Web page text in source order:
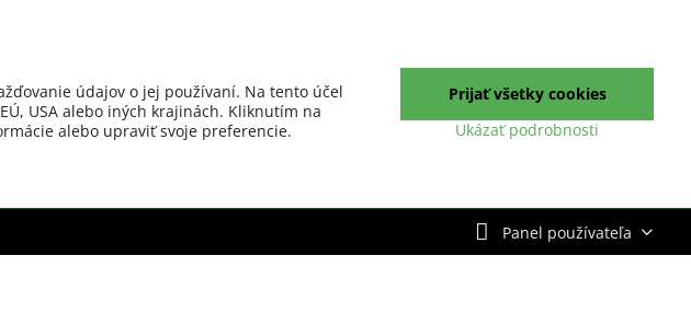
Panel používateľa
údajov o jej používaní. Na tento účel
USA alebo iných krajinách. Kliknutím na
alebo upraviť svoje preferencie.
Ukázať podrobnosti
Prijať všetky cookies